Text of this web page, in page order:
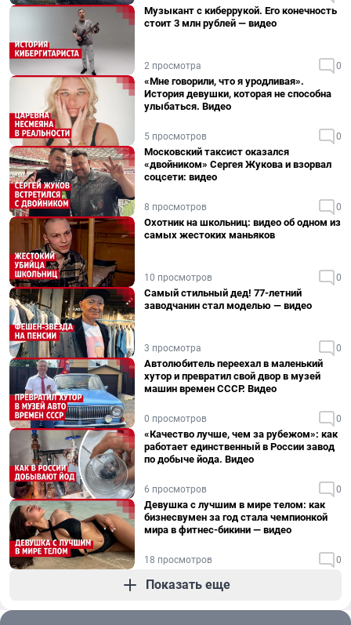
Музыкант с киберрукой. Его конечность
стоит 3 млн рублей — видео
2 просмотра 0
«Мне говорили, что я уродливая».
История девушки, которая не способна
улыбаться. Видео
5 просмотров 0
Московский таксист оказался
«двойником» Сергея Жукова и взорвал
соцсети: видео
8 просмотров 0
Охотник на школьниц: видео об одном из
самых жестоких маньяков
10 просмотров 0
Самый стильный дед! 77-летний
заводчанин стал моделью — видео
3 просмотра 0
Автолюбитель переехал в маленький
хутор и превратил свой двор в музей
машин времен СССР. Видео
0 просмотров 0
«Качество лучше, чем за рубежом»: как
работает единственный в России завод
по добыче йода. Видео
6 просмотров 0
Девушка с лучшим в мире телом: как
бизнесвумен за год стала чемпионкой
мира в фитнес-бикини — видео
18 просмотров 0
Показать еще